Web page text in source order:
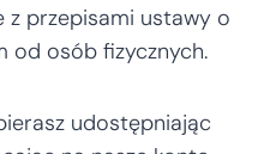
z przepisami ustawy o
od osób fizycznych.
udostępniając